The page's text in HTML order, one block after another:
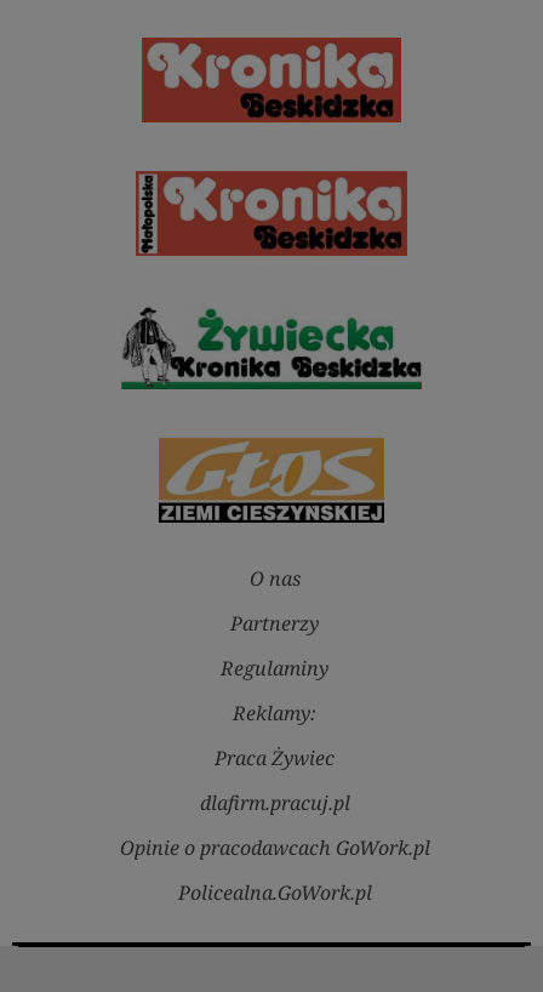
O nas
Partnerzy
Regulaminy
Reklamy:
Praca Żywiec
dlafirm.pracuj.pl
Opinie o pracodawcach GoWork.pl
Policealna.GoWork.pl